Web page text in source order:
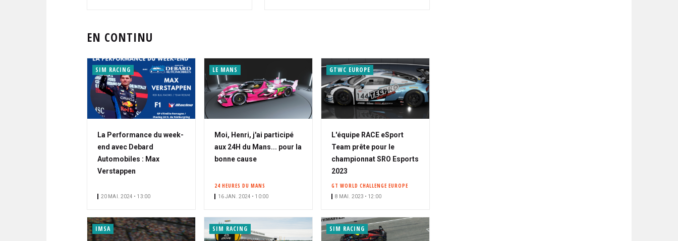
EN CONTINU
SIM RACING
La Performance du week-
end avec Debard
Automobiles : Max
Verstappen
20 MAI. 2024 • 13:00
LE MANS
Moi, Henri, j'ai participé
aux 24H du Mans... pour la
bonne cause
24 HEURES DU MANS
16 JAN. 2024 • 10:00
GTWC EUROPE
L'équipe RACE eSport
Team prête pour le
championnat SRO Esports
2023
GT WORLD CHALLENGE EUROPE
8 MAI. 2023 • 12:00
IMSA SIM RACING SIM RACING